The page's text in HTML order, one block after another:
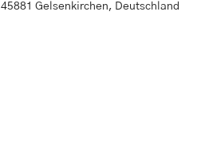
45881 Gelsenkirchen, Deutschland